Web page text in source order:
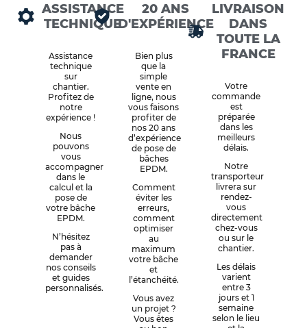
ASSISTANCE
TECHNIQUE
Assistance
technique
sur
chantier.
Profitez de
notre
expérience !
Nous
pouvons
vous
accompagner
dans le
calcul et la
pose de
votre bâche
EPDM.
N’hésitez
pas à
demander
nos conseils
et guides
personnalisés.
20 ANS
D'EXPÉRIENCE
Bien plus
que la
simple
vente en
ligne, nous
vous faisons
profiter de
nos 20 ans
d’expérience
de pose de
bâches
EPDM.
Comment
éviter les
erreurs,
comment
optimiser
au
maximum
votre bâche
et
l’étanchéité.
Vous avez
un projet ?
Vous êtes
LIVRAISON
DANS
TOUTE LA
FRANCE
Votre
commande
est
préparée
dans les
meilleurs
délais.
Notre
transporteur
livrera sur
rendez-
vous
directement
chez-vous
ou sur le
chantier.
Les délais
varient
entre 3
jours et 1
semaine
selon le lieu